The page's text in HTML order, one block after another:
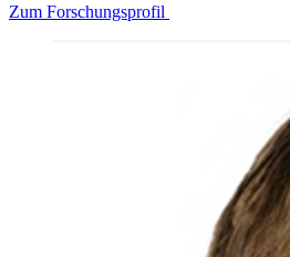
Zum Forschungsprofil